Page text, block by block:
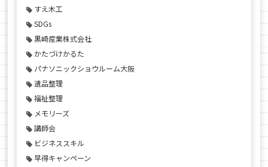
すえ木工
SDGs
黒崎産業株式会社
かたづけかるた
パナソニックショウルーム大阪
遺品整理
福祉整理
メモリーズ
講師会
ビジネススキル
早得キャンペーン